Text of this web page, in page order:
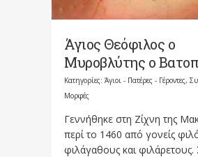
Άγιος Θεόφιλος ο
Μυροβλύτης ο
Κατηγορίες: Άγιοι - Πατέρες - Γέροντες,
Μορφές
Γεννήθηκε στη Ζίχνη της
περί το 1460 από γονείς
φιλάγαθους και φιλάρετους.